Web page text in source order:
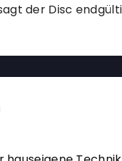
der Disc